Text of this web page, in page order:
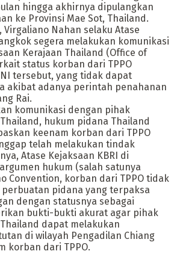
hingga akhirnya dipulangkan
ke Provinsi Mae Sot, Thailand.
Nahan selaku Atase
segera melakukan komunikasi
Kerajaan Thailand (Office of
status korban dari TPPO
tersebut, yang tidak dapat
akibat adanya perintah penahanan
Rai.
komunikasi dengan pihak
hukum pidana Thailand
keenam korban dari TPPO
telah melakukan tindak
Atase Kejaksaan KBRI di
hukum (salah satunya
Convention, korban dari TPPO tidak
pidana yang terpaksa
dengan statusnya sebagai
bukti-bukti akurat agar pihak
dapat melakukan
di wilayah Pengadilan Chiang
korban dari TPPO.